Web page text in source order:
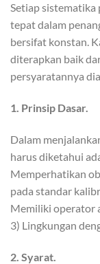
Setiap
tepat dalam
bersifat konstan.
diterapkan baik
persyaratannya
1. Prinsip Dasar.
Dalam
harus diketahui
Memperhatikan
pada standar
Memiliki operator
3) Lingkungan
2. Syarat.